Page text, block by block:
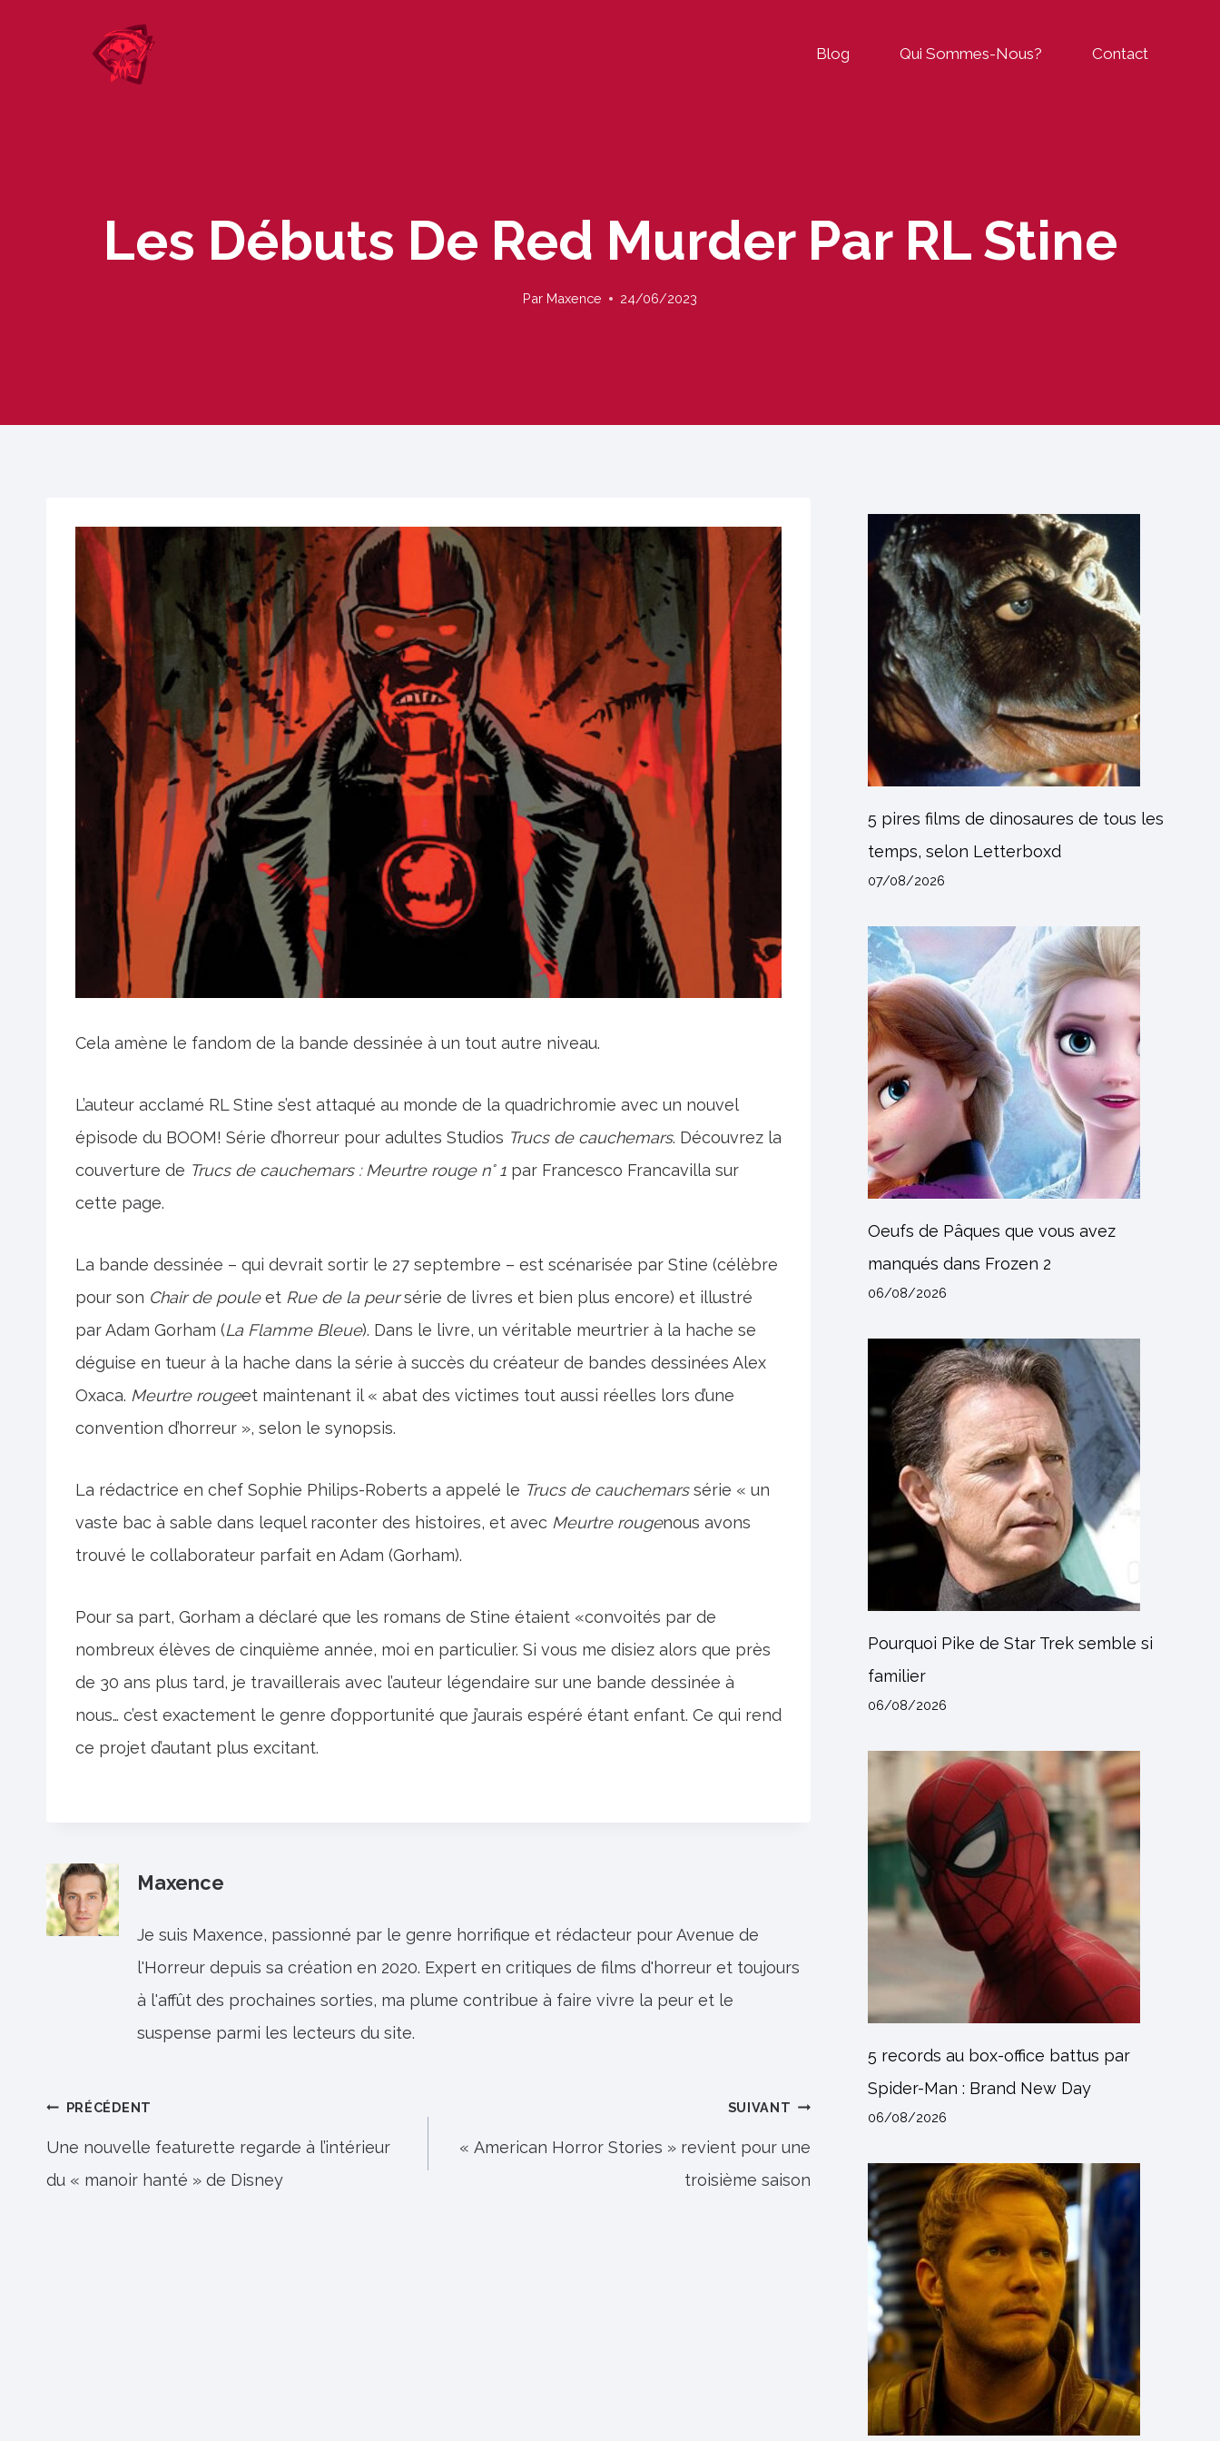
Blog Qui Sommes-Nous? Contact
Les Débuts De Red Murder Par RL Stine
Par Maxence 24/06/2023
Cela amène le fandom de la bande dessinée à un tout autre niveau.
L’auteur acclamé RL Stine s’est attaqué au monde de la quadrichromie avec un nouvel
épisode du BOOM! Série d’horreur pour adultes Studios Trucs de cauchemars. Découvrez la
couverture de Trucs de cauchemars : Meurtre rouge n° 1 par Francesco Francavilla sur
cette page.
La bande dessinée – qui devrait sortir le 27 septembre – est scénarisée par Stine (célèbre
pour son Chair de pouleet Rue de la peursérie de livres et bien plus encore) et illustré
par Adam Gorham (La Flamme Bleue). Dans le livre, un véritable meurtrier à la hache se
déguise en tueur à la hache dans la série à succès du créateur de bandes dessinées Alex
Oxaca. Meurtre rougeet maintenant il « abat des victimes tout aussi réelles lors d’une
convention d’horreur », selon le synopsis.
La rédactrice en chef Sophie Philips-Roberts a appelé le Trucs de cauchemarssérie « un
vaste bac à sable dans lequel raconter des histoires, et avec Meurtre rougenous avons
trouvé le collaborateur parfait en Adam (Gorham).
Pour sa part, Gorham a déclaré que les romans de Stine étaient «convoités par de
nombreux élèves de cinquième année, moi en particulier. Si vous me disiez alors que près
de 30 ans plus tard, je travaillerais avec l’auteur légendaire sur une bande dessinée à
nous… c’est exactement le genre d’opportunité que j’aurais espéré étant enfant. Ce qui rend
ce projet d’autant plus excitant.
Maxence
Je suis Maxence, passionné par le genre horrifique et rédacteur pour Avenue de
l'Horreur depuis sa création en 2020. Expert en critiques de films d'horreur et toujours
à l'affût des prochaines sorties, ma plume contribue à faire vivre la peur et le
suspense parmi les lecteurs du site.
Navigation
de
l’article
PRÉCÉDENT
Une nouvelle featurette regarde à l’intérieur
du « manoir hanté » de Disney
SUIVANT
« American Horror Stories » revient pour une
troisième saison
5 pires films de dinosaures de tous les
temps, selon Letterboxd
07/08/2026
Oeufs de Pâques que vous avez
manqués dans Frozen 2
06/08/2026
Pourquoi Pike de Star Trek semble si
familier
06/08/2026
5 records au box-office battus par
Spider-Man : Brand New Day
06/08/2026